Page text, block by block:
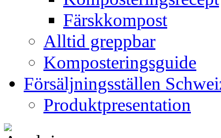
Färskkompost
Alltid greppbar
Komposteringsguide
Försäljningsställen
Produktpresentation